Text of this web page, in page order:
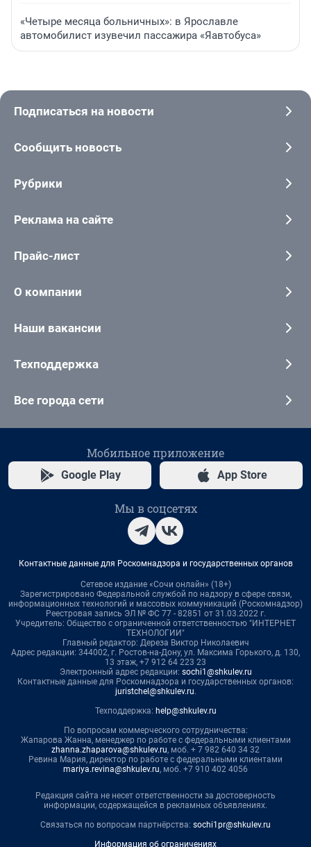
«Четыре месяца больничных»: в Ярославле
автомобилист изувечил пассажира «Яавтобуса»
Подписаться на новости
Сообщить новость
Рубрики
Реклама на сайте
Прайс-лист
О компании
Наши вакансии
Техподдержка
Все города сети
Мобильное приложение
Google Play App Store
Мы в соцсетях
Контактные данные для Роскомнадзора и государственных органов
Сетевое издание «Сочи онлайн» (18+)
Зарегистрировано Федеральной службой по надзору в сфере связи,
информационных технологий и массовых коммуникаций (Роскомнадзор)
Реестровая запись ЭЛ № ФС 77 - 82851 от 31.03.2022 г.
Учредитель: Общество с ограниченной ответственностью "ИНТЕРНЕТ
ТЕХНОЛОГИИ"
Главный редактор: Дереза Виктор Николаевич
Адрес редакции: 344002, г. Ростов-на-Дону, ул. Максима Горького, д. 130,
13 этаж, +7 912 64 223 23
Электронный адрес редакции: sochi1@shkulev.ru
Контактные данные для Роскомнадзора и государственных органов:
juristchel@shkulev.ru.
Техподдержка: help@shkulev.ru
По вопросам коммерческого сотрудничества:
Жапарова Жанна, менеджер по работе с федеральными клиентами
zhanna.zhaparova@shkulev.ru, моб. + 7 982 640 34 32
Ревина Мария, директор по работе с федеральными клиентами
mariya.revina@shkulev.ru, моб. +7 910 402 4056
Редакция сайта не несет ответственности за достоверность
информации, содержащейся в рекламных объявлениях.
Связаться по вопросам партнёрства: sochi1pr@shkulev.ru
Информация об ограничениях